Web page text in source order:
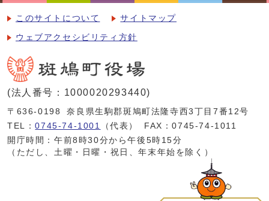
このサイトについて サイトマップ
ウェブアクセシビリティ方針
(法人番号：1000020293440)
〒636-0198
奈良県生駒郡斑鳩町法隆寺西3丁目7番12号
TEL：0745-74-1001 （代表）
FAX：0745-74-1011
開庁時間：午前8時30分から午後5時15分
（ただし、土曜・日曜・祝日、年末年始を除く）